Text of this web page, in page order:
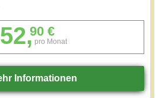
52,90 €
pro Monat